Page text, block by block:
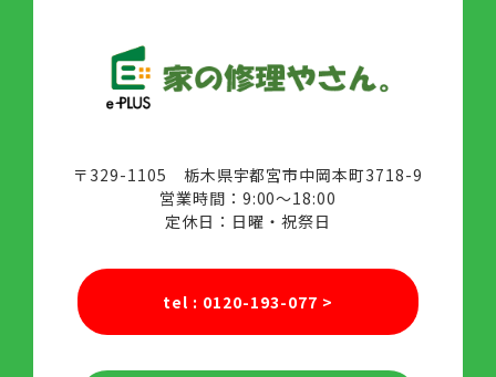
〒329-1105 栃木県宇都宮市中岡本町3718-9
営業時間：9:00～18:00
定休日：日曜・祝祭日
tel : 0120-193-077 >